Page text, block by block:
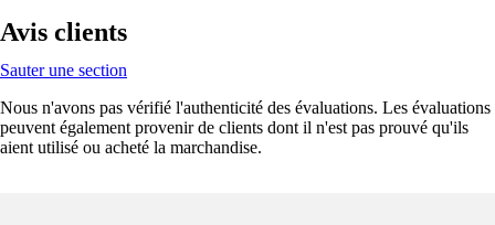
Avis clients
Sauter une section
Nous n'avons pas vérifié l'authenticité des évaluations. Les évaluations
peuvent également provenir de clients dont il n'est pas prouvé qu'ils
aient utilisé ou acheté la marchandise.